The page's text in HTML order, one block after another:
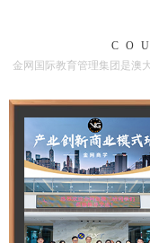
金网国际教育管理集团是澳